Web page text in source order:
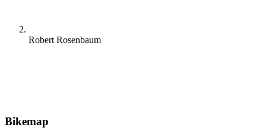
Robert Rosenbaum
Bikemap